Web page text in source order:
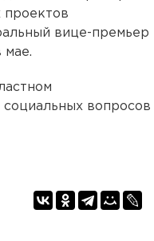
проектов
вице-премьер
мае.
вопросов